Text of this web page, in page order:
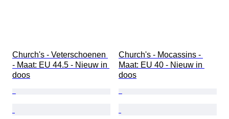
Church's - Veterschoenen
- Maat: EU 44.5 - Nieuw in
doos
Church's - Mocassins -
Maat: EU 40 - Nieuw in
doos